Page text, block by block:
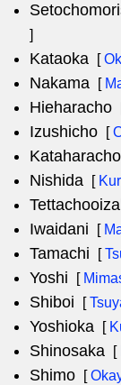
]
Kataoka [
Nakama [
Hieharacho
Izushicho [
Kataharacho
Nishida [
Iwaidani [
Tamachi [
Yoshi [
Shiboi [
Yoshioka [
Shinosaka [
Shimo [